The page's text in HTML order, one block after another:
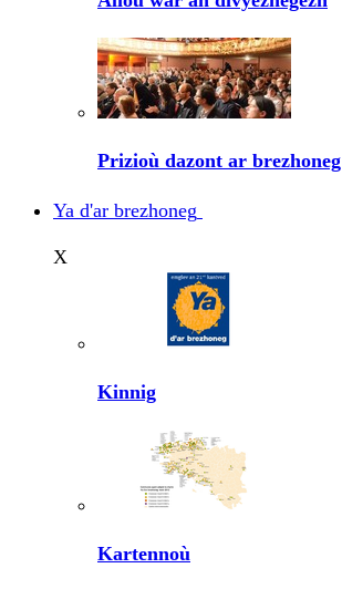
Prizioù dazont ar brezhoneg
Ya d'ar brezhoneg
X
Kinnig
Kartennoù